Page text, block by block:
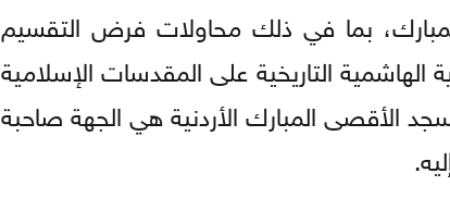
المبارك، بما في ذلك محاولات فرض التقسيم
الهاشمية التاريخية على المقدسات الإسلامية
الأقصى المبارك الأردنية هي الجهة صاحبة